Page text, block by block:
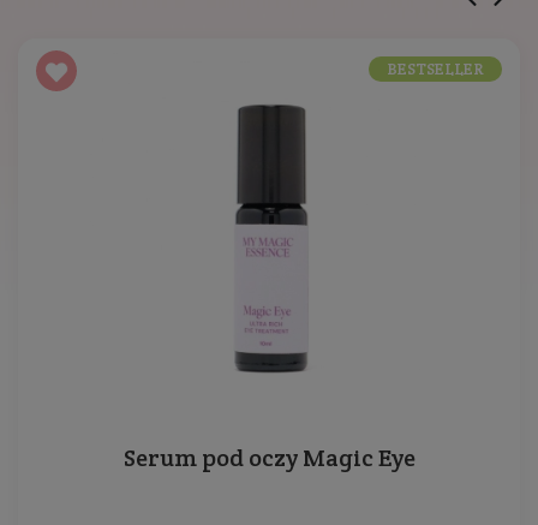
Serum pod oczy Magic Eye
BESTSELLER